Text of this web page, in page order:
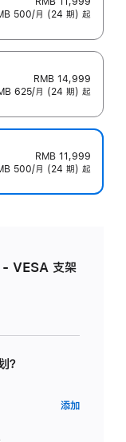
500/月 (24 期) 起
RMB 14,999
625/月 (24 期) 起
RMB 11,999
500/月 (24 期) 起
VESA 支架
？
添加